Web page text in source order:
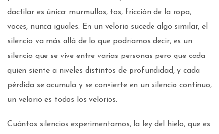
dactilar es única: murmullos, tos, fricción de la ropa,
voces, nunca iguales. En un velorio sucede algo similar, el
silencio va más allá de lo que podríamos decir, es un
silencio que se vive entre varias personas pero que cada
quien siente a niveles distintos de profundidad, y cada
pérdida se acumula y se convierte en un silencio continuo,
un velorio es todos los velorios.
Cuántos silencios experimentamos, la ley del hielo, que es